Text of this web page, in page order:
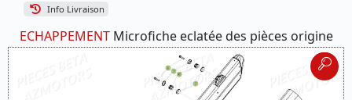
Info Livraison
ECHAPPEMENTMicrofiche eclatée des pièces origine